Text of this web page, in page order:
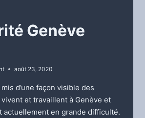
Genève
août 23, 2020
d’une façon visible des
et travaillent à Genève et
actuellement en grande difficulté.